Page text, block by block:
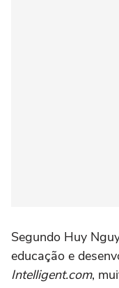
Segundo Huy
educação e
Intelligent.com,